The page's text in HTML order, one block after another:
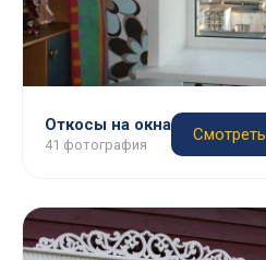
Откосы на окна
41 фотография
Смотреть